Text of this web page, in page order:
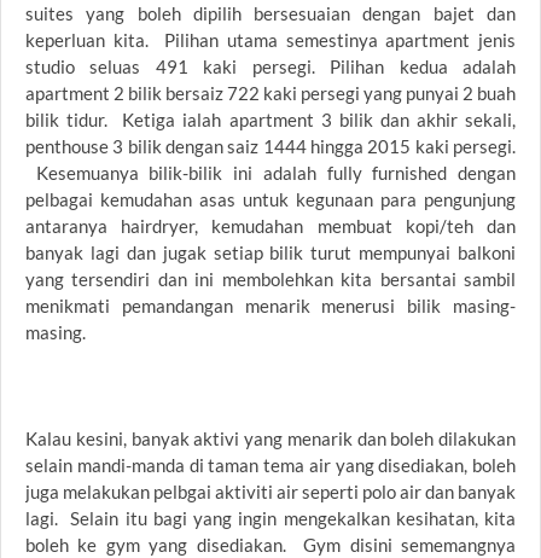
suites yang boleh dipilih bersesuaian dengan bajet dan
keperluan kita. Pilihan utama semestinya apartment jenis
studio seluas 491 kaki persegi. Pilihan kedua adalah
apartment 2 bilik bersaiz 722 kaki persegi yang punyai 2 buah
bilik tidur. Ketiga ialah apartment 3 bilik dan akhir sekali,
penthouse 3 bilik dengan saiz 1444 hingga 2015 kaki persegi.
Kesemuanya bilik-bilik ini adalah fully furnished dengan
pelbagai kemudahan asas untuk kegunaan para pengunjung
antaranya hairdryer, kemudahan membuat kopi/teh dan
banyak lagi dan jugak setiap bilik turut mempunyai balkoni
yang tersendiri dan ini membolehkan kita bersantai sambil
menikmati pemandangan menarik menerusi bilik masing-
masing.
Kalau kesini, banyak aktivi yang menarik dan boleh dilakukan
selain mandi-manda di taman tema air yang disediakan, boleh
juga melakukan pelbgai aktiviti air seperti polo air dan banyak
lagi. Selain itu bagi yang ingin mengekalkan kesihatan, kita
boleh ke gym yang disediakan. Gym disini sememangnya